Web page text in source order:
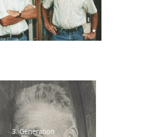
3. Generation